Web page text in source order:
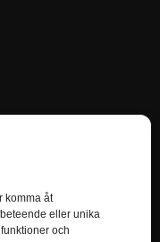
komma åt
eller unika
och